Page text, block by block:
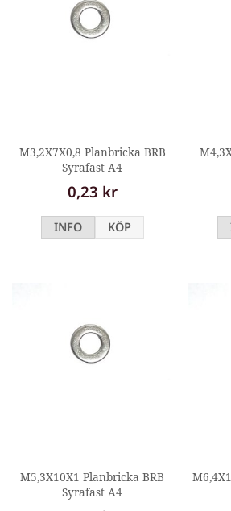
M3,2X7X0,8 Planbricka BRB
Syrafast A4
0,23 kr
INFO KÖP
M5,3X10X1 Planbricka BRB
Syrafast A4